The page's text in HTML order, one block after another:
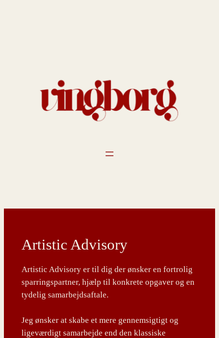
Artistic Advisory
Artistic Advisory er til dig der ønsker en fortrolig
sparringspartner, hjælp til konkrete opgaver og en
tydelig samarbejdsaftale.
Jeg ønsker at skabe et mere gennemsigtigt og
ligeværdigt samarbejde end den klassiske